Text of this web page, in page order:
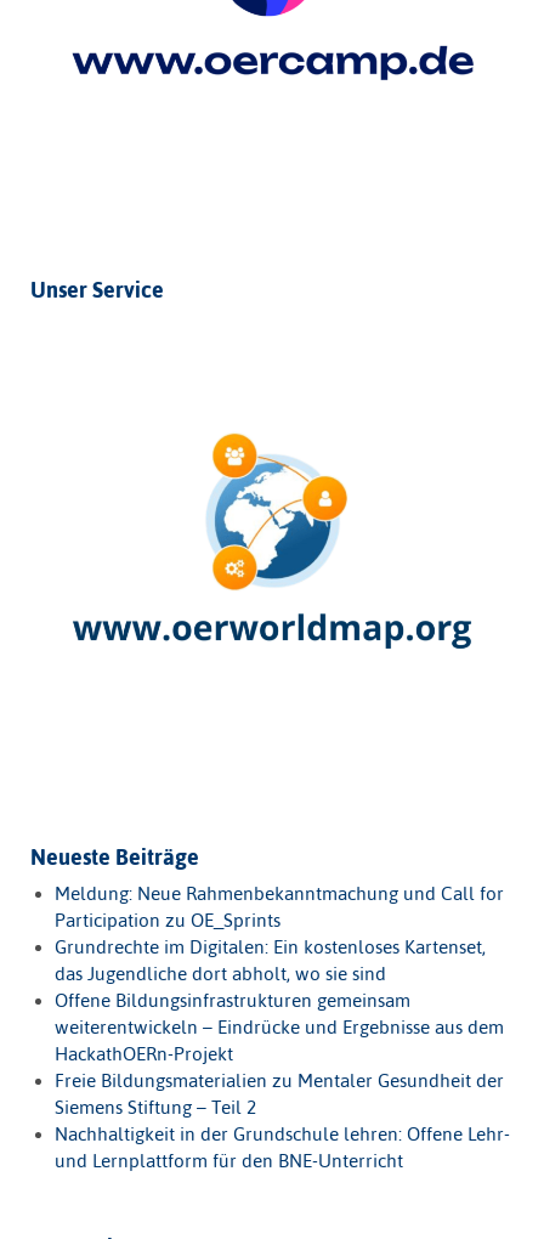
Unser Service
Neueste Beiträge
Meldung: Neue Rahmenbekanntmachung und Call for
Participation zu OE_Sprints
Grundrechte im Digitalen: Ein kostenloses Kartenset,
das Jugendliche dort abholt, wo sie sind
Offene Bildungsinfrastrukturen gemeinsam
weiterentwickeln – Eindrücke und Ergebnisse aus dem
HackathOERn-Projekt
Freie Bildungsmaterialien zu Mentaler Gesundheit der
Siemens Stiftung – Teil 2
Nachhaltigkeit in der Grundschule lehren: Offene Lehr-
und Lernplattform für den BNE-Unterricht